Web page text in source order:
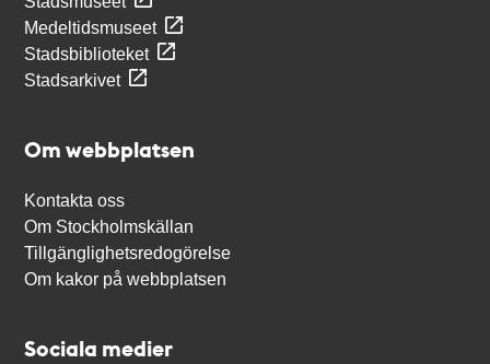
Medeltidsmuseet
Stadsbiblioteket
Stadsarkivet
Om webbplatsen
Kontakta oss
Om Stockholmskällan
Tillgänglighetsredogörelse
Om kakor på webbplatsen
Sociala medier